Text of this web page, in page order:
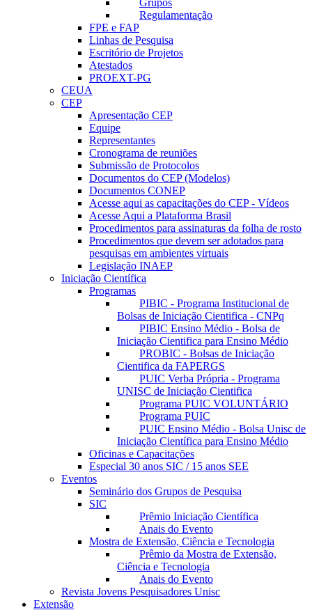
Grupos
Regulamentação
FPE e FAP
Linhas de Pesquisa
Escritório de Projetos
Atestados
PROEXT-PG
CEUA
CEP
Apresentação CEP
Equipe
Representantes
Cronograma de reuniões
Submissão de Protocolos
Documentos do CEP (Modelos)
Documentos CONEP
Acesse aqui as capacitações do CEP - Vídeos
Acesse Aqui a Plataforma Brasil
Procedimentos para assinaturas da folha de rosto
Procedimentos que devem ser adotados para
pesquisas em ambientes virtuais
Legislação INAEP
Iniciação Científica
Programas
PIBIC - Programa Institucional de
Bolsas de Iniciação Cientifica - CNPq
PIBIC Ensino Médio - Bolsa de
Iniciação Cientifica para Ensino Médio
PROBIC - Bolsas de Iniciação
Cientifica da FAPERGS
PUIC Verba Própria - Programa
UNISC de Iniciação Cientifica
Programa PUIC VOLUNTÁRIO
Programa PUIC
PUIC Ensino Médio - Bolsa Unisc de
Iniciação Científica para Ensino Médio
Oficinas e Capacitações
Especial 30 anos SIC / 15 anos SEE
Eventos
Seminário dos Grupos de Pesquisa
SIC
Prêmio Iniciação Científica
Anais do Evento
Mostra de Extensão, Ciência e Tecnologia
Prêmio da Mostra de Extensão,
Ciência e Tecnologia
Anais do Evento
Revista Jovens Pesquisadores Unisc
Extensão